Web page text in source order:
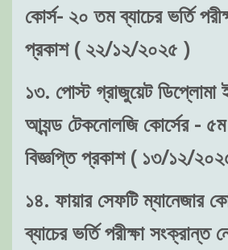
কোর্স- ২০ তম ব্যাচের ভর্তি
প্রকাশ ( ২২/১২/২০২৫ )
১৩. পোস্ট গ্রাজুয়েট ডিপ্লোমা
আ্যন্ড টেকনোলজি কোর্সের - ৫ম
বিজ্ঞপ্তি প্রকাশ ( ১৩/১২/
১৪. ফায়ার সেফটি ম্যানেজার
ব্যাচের ভর্তি পরীক্ষা সংক্রান্ত